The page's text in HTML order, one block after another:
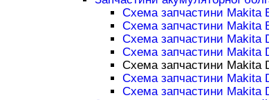
Схема запчастини Makita
Схема запчастини Makita
Схема запчастини Makita
Схема запчастини Makita
Схема запчастини Makita
Схема запчастини Makita
Схема запчастини Makita